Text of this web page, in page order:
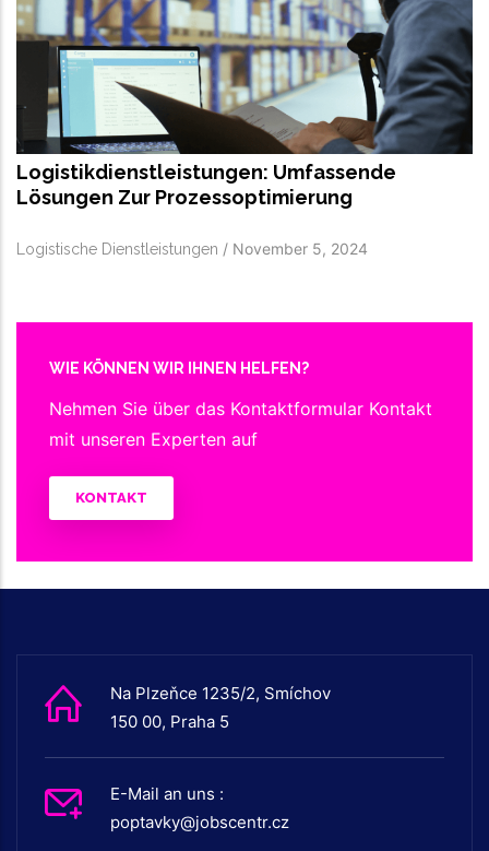
Logistikdienstleistungen: Umfassende
Lösungen Zur Prozessoptimierung
Logistische Dienstleistungen / November 5, 2024
WIE KÖNNEN WIR IHNEN HELFEN?
Nehmen Sie über das Kontaktformular Kontakt
mit unseren Experten auf
KONTAKT
Na Plzeňce 1235/2, Smíchov
150 00, Praha 5
E-Mail an uns :
poptavky@jobscentr.cz